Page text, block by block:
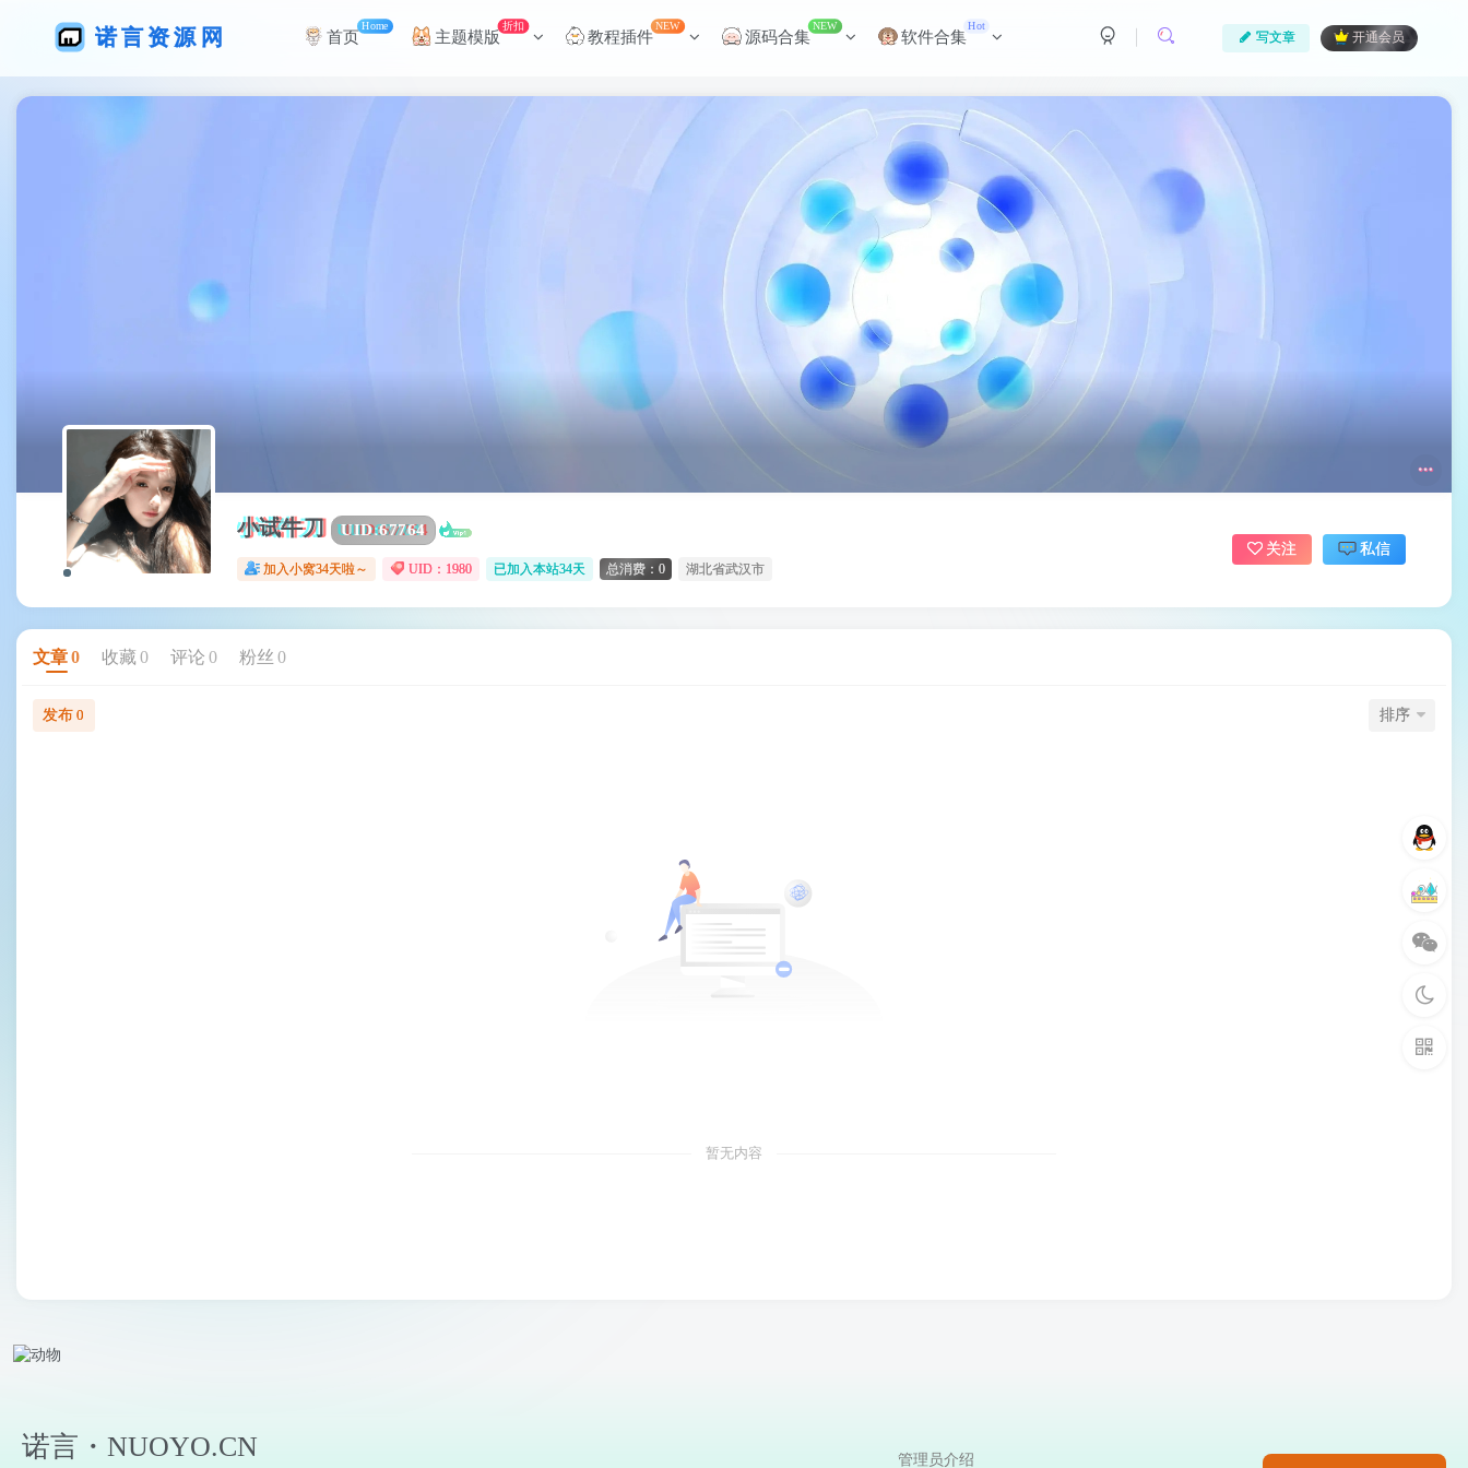
首页
Home
主题模版
折扣
教程插件
NEW
源码合集
NEW
软件合集
Hot
写文章 开通会员
小试牛刀 UID:67764
加入小窝34天啦～ UID：1980 已加入本站34天 总消费：0 湖北省武汉市
关注 私信
文章0 收藏 0 评论 0 粉丝 0
发布 0 排序
暂无内容
诺言・NUOYO.CN 管理员介绍